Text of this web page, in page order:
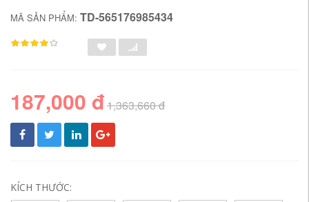
MÃ SẢN PHẨM: TD-565176985434
187,000 đ1,363,660 đ
KÍCH THƯỚC: